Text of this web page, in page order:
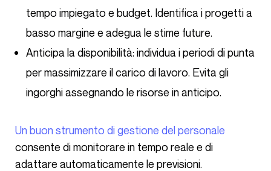
tempo impiegato e budget. Identifica i progetti a
basso margine e adegua le stime future.
Anticipa la disponibilità: individua i periodi di punta
per massimizzare il carico di lavoro. Evita gli
ingorghi assegnando le risorse in anticipo.
Un buon strumento di gestione del personale
consente di monitorare in tempo reale e di
adattare automaticamente le previsioni.